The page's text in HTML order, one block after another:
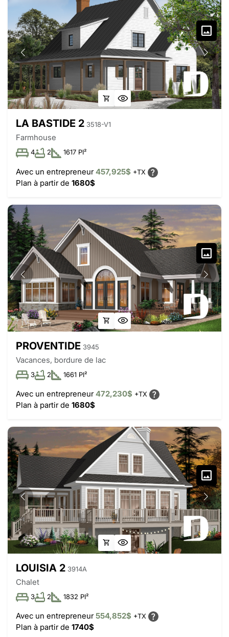
LA BASTIDE 2 3518-V1
Farmhouse
4 2 1617 PI²
Avec un entrepreneur457,925$ +TX
Plan à partir de 1680$
PROVENTIDE 3945
Vacances, bordure de lac
3 2 1661 PI²
Avec un entrepreneur472,230$ +TX
Plan à partir de 1680$
LOUISIA 2 3914A
Chalet
3 2 1832 PI²
Avec un entrepreneur554,852$ +TX
Plan à partir de 1740$